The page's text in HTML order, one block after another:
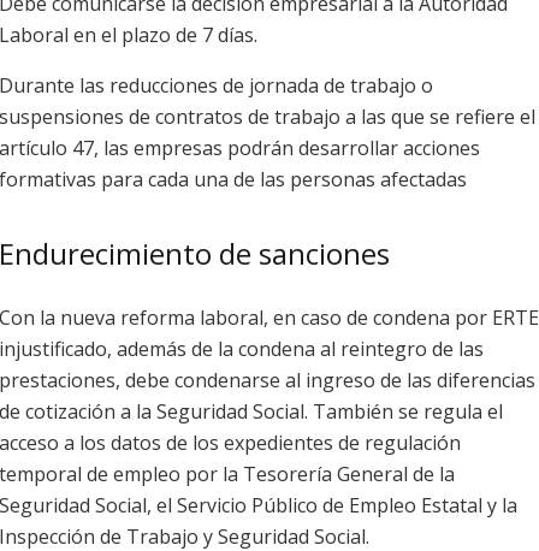
Laboral en el plazo de 7 días.
Durante las reducciones de jornada de trabajo o
suspensiones de contratos de trabajo a las que se refiere el
artículo 47, las empresas podrán desarrollar acciones
formativas para cada una de las personas afectadas
Endurecimiento de sanciones
Con la nueva reforma laboral, en caso de condena por ERTE
injustificado, además de la condena al reintegro de las
prestaciones, debe condenarse al ingreso de las diferencias
de cotización a la Seguridad Social. También se regula el
acceso a los datos de los expedientes de regulación
temporal de empleo por la Tesorería General de la
Seguridad Social, el Servicio Público de Empleo Estatal y la
Inspección de Trabajo y Seguridad Social.